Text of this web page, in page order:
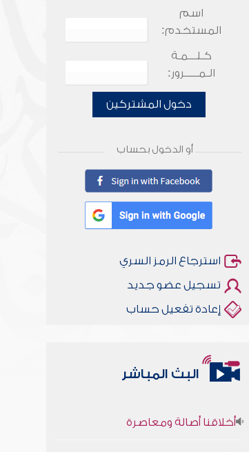
اسم
المستخدم:
كـلـــمـة
الـمـــــرور:
دخول المشتركين
أو الدخول بحساب
استرجاع الرمز السري
تسجيل عضو جديد
إعادة تفعيل حساب
البث المباشر